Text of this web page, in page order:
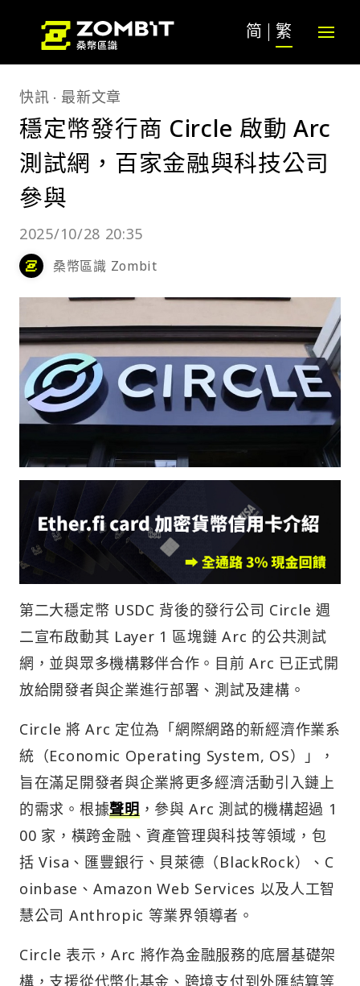
简 繁
快訊 最新文章
穩定幣發行商 Circle 啟動 Arc
測試網，百家金融與科技公司
參與
2025/10/28 20:35
桑幣區識 Zombit
第二大穩定幣 USDC 背後的發行公司 Circle 週
二宣布啟動其 Layer 1 區塊鏈 Arc 的公共測試
網，並與眾多機構夥伴合作。目前 Arc 已正式開
放給開發者與企業進行部署、測試及建構。
Circle 將 Arc 定位為「網際網路的新經濟作業系
統（Economic Operating System, OS）」，
旨在滿足開發者與企業將更多經濟活動引入鏈上
的需求。根據聲明，參與 Arc 測試的機構超過 1
00 家，橫跨金融、資產管理與科技等領域，包
括 Visa、匯豐銀行、貝萊德（BlackRock）、C
oinbase、Amazon Web Services 以及人工智
慧公司 Anthropic 等業界領導者。
Circle 表示，Arc 將作為金融服務的底層基礎架
構，支援從代幣化基金、跨境支付到外匯結算等